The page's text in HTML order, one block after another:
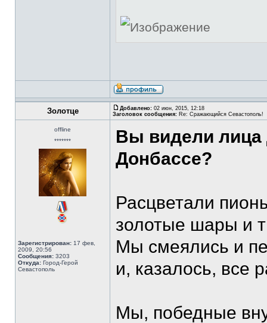
Золотце Добавлено: 02 июн, 2015, 12:18
Заголовок сообщения: Re: Сражающийся Севастополь!
offline
*******
Зарегистрирован: 17 фев,
2009, 20:56
Сообщения: 3203
Откуда: Город-Герой
Севастополь
Вы видели лица
Донбассе?
Расцветали
золотые шары и
Мы смеялись и
и, казалось, все
Мы, победные